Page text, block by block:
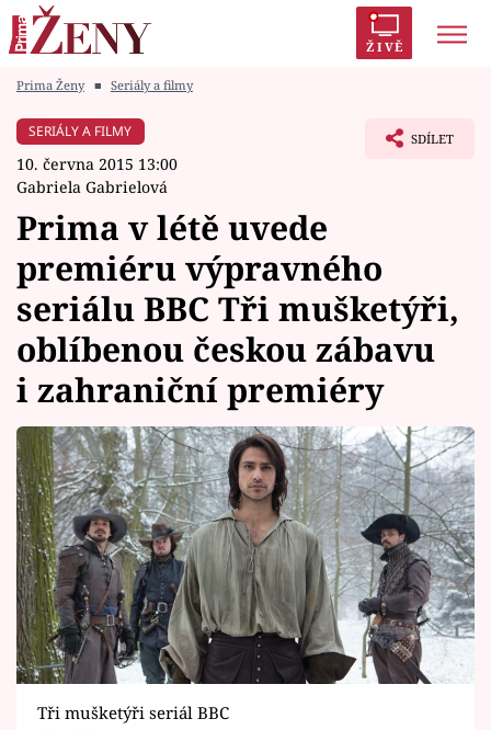
ŽIVĚ
Módní alarm
Témata
Celebrity
Vztahy
Seriály
Horoskopy
Sledujte prima+
Filmový festival Karlovy Vary
Pořady
Mámy sobě
Prima Ženy ■ Seriály a filmy
SERIÁLY A FILMY
10. června 2015 13:00
Gabriela Gabrielová
SDÍLET
Prima v létě uvede
premiéru výpravného
seriálu BBC Tři mušketýři,
oblíbenou českou zábavu
i zahraniční premiéry
Tři mušketýři seriál BBC